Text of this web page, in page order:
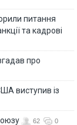
питання
та кадрові
про
виступив із
62 0